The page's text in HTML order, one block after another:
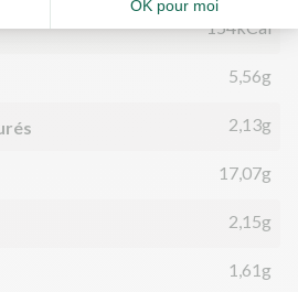
154kCal
5,56g
2,13g
17,07g
2,15g
1,61g